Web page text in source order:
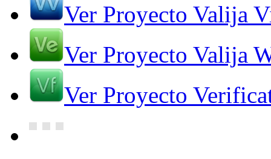
Ver Proyecto Valija
Ver Proyecto Valija
Ver Proyecto